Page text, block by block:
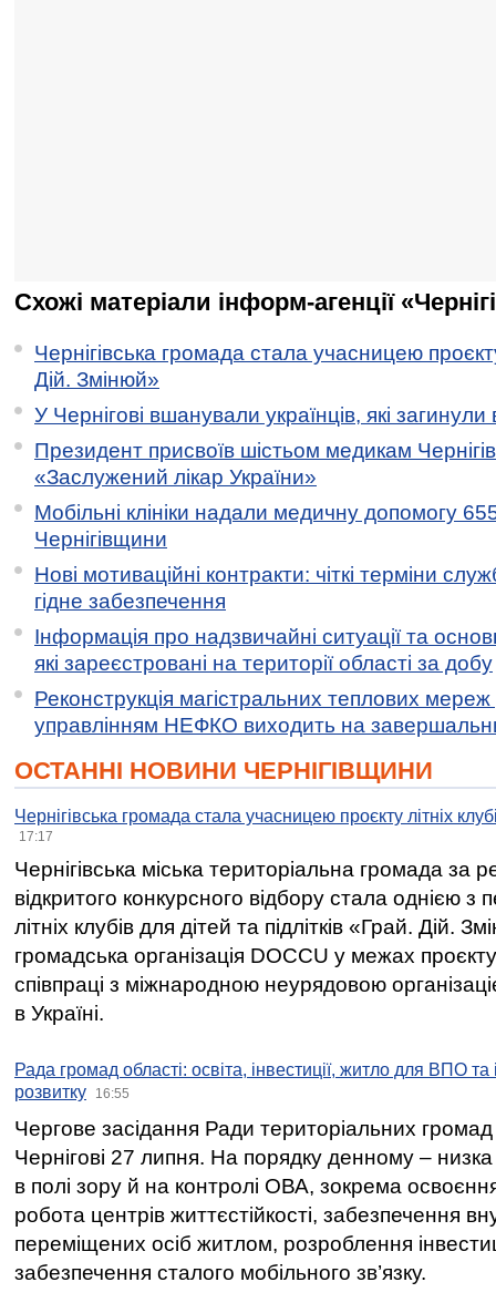
Схожі матеріали інформ-агенції
Чернігівська громада стала учасницею
Дій. Змінюй»
У Чернігові вшанували українців, які загинули
Президент присвоїв шістьом медикам
«Заслужений лікар України»
Мобільні клініки надали медичну допомогу
Чернігівщини
Нові мотиваційні контракти: чіткі терміни
гідне забезпечення
Інформація про надзвичайні ситуації та
які зареєстровані на території області за добу
Реконструкція магістральних теплових мереж
управлінням НЕФКО виходить на
ОСТАННІ НОВИНИ ЧЕРНІГІВЩИНИ
Чернігівська громада стала учасницею проєкту літніх
17:17
Чернігівська міська територіальна громада за
відкритого конкурсного відбору стала однією
літніх клубів для дітей та підлітків «Грай. Дій.
громадська організація DOCCU у межах
співпраці з міжнародною неурядовою
в Україні.
Рада громад області: освіта, інвестиції, житло для ВПО
розвитку
16:55
Чергове засідання Ради територіальних громад
Чернігові 27 липня. На порядку денному –
в полі зору й на контролі ОВА, зокрема освоєння
робота центрів життєстійкості, забезпечення
переміщених осіб житлом, розроблення
забезпечення сталого мобільного зв’язку.